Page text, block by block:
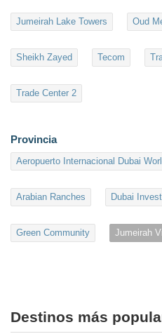
Jumeirah Lake Towers Oud
Sheikh Zayed Tecom
Trade Center 2
Provincia
Aeropuerto Internacional Dubai
Arabian Ranches Dubai
Green Community Jumeirah
Destinos más